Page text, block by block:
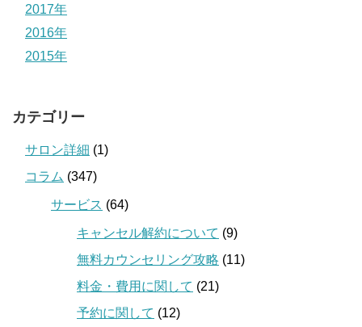
2017年
2016年
2015年
カテゴリー
サロン詳細 (1)
コラム (347)
サービス (64)
キャンセル解約について (9)
無料カウンセリング攻略 (11)
料金・費用に関して (21)
予約に関して (12)